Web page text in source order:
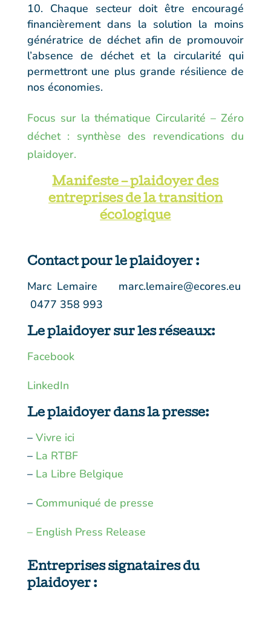
Chaque secteur doit être encouragé
financièrement dans la solution la moins
génératrice de déchet afin de promouvoir
l’absence de déchet et la circularité qui
permettront une plus grande résilience de
nos économies.
Focus sur la thématique Circularité – Zéro
déchet : synthèse des revendications du
plaidoyer.
Manifeste – plaidoyer des
entreprises de la transition
écologique
Contact pour le plaidoyer :
Marc Lemaire marc.lemaire@ecores.eu
0477 358 993
Le plaidoyer sur les réseaux:
Facebook
LinkedIn
Le plaidoyer dans la presse:
– Vivre ici
– La RTBF
– La Libre Belgique
– Communiqué de presse
– English Press Release
Entreprises signataires du
plaidoyer :